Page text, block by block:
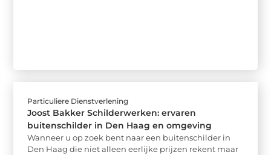
Particuliere Dienstverlening
Joost Bakker Schilderwerken: ervaren
buitenschilder in Den Haag en omgeving
Wanneer u op zoek bent naar een buitenschilder in
Den Haag die niet alleen eerlijke prijzen rekent maar